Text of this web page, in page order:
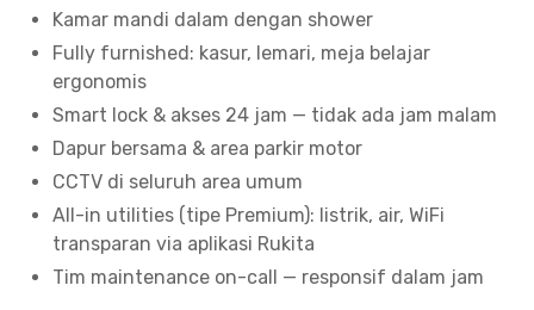
Kamar mandi dalam dengan shower
Fully furnished: kasur, lemari, meja belajar
ergonomis
Smart lock & akses 24 jam — tidak ada jam malam
Dapur bersama & area parkir motor
CCTV di seluruh area umum
All-in utilities (tipe Premium): listrik, air, WiFi
transparan via aplikasi Rukita
Tim maintenance on-call — responsif dalam jam